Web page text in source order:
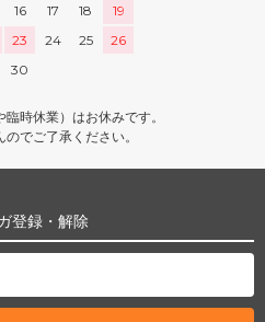
16 17 18
19
23 24 25
26
30
時休業）はお休みです。
でご了承ください。
登録・解除